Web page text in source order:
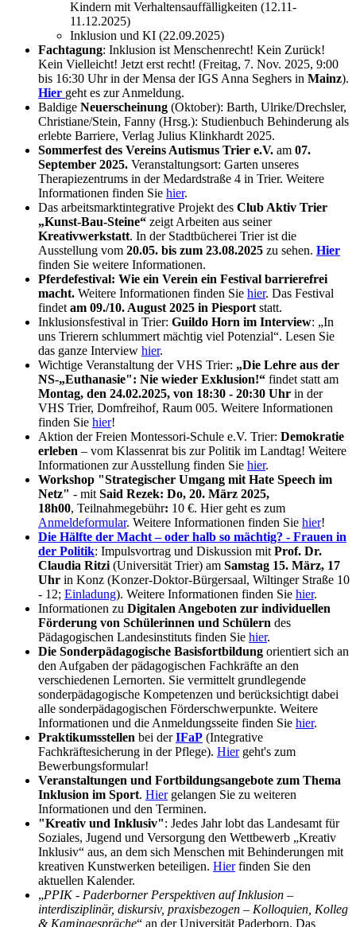
Kindern mit Verhaltensauffälligkeiten (12.11-
11.12.2025)
Inklusion und KI (22.09.2025)
Fachtagung: Inklusion ist Menschenrecht! Kein Zurück!
Kein Vielleicht! Jetzt erst recht! (Freitag, 7. Nov. 2025, 9:00
bis 16:30 Uhr in der Mensa der IGS Anna Seghers in Mainz).
Hier geht es zur Anmeldung.
Baldige Neuerscheinung (Oktober): Barth, Ulrike/Drechsler,
Christiane/Stein, Fanny (Hrsg.): Studienbuch Behinderung als
erlebte Barriere, Verlag Julius Klinkhardt 2025.
Sommerfest des Vereins Autismus Trier e.V. am 07.
September 2025. Veranstaltungsort: Garten unseres
Therapiezentrums in der Medardstraße 4 in Trier. Weitere
Informationen finden Sie hier.
Das arbeitsmarktintegrative Projekt des Club Aktiv Trier
„Kunst-Bau-Steine“ zeigt Arbeiten aus seiner
Kreativwerkstatt. In der Stadtbücherei Trier ist die
Ausstellung vom 20.05. bis zum 23.08.2025 zu sehen. Hier
finden Sie weitere Informationen.
Pferdefestival: Wie ein Verein ein Festival barrierefrei
macht. Weitere Informationen finden Sie hier. Das Festival
findet am 09./10. August 2025 in Piesport statt.
Inklusionsfestival in Trier: Guildo Horn im Interview: „In
uns Trierern schlummert mächtig viel Potenzial“. Lesen Sie
das ganze Interview hier.
Wichtige Veranstaltung der VHS Trier: „Die Lehre aus der
NS-„Euthanasie": Nie wieder Exklusion!“ findet statt am
Montag, den 24.02.2025, von 18:30 - 20:30 Uhr in der
VHS Trier, Domfreihof, Raum 005. Weitere Informationen
finden Sie hier!
Aktion der Freien Montessori-Schule e.V. Trier: Demokratie
erleben – vom Klassenrat bis zur Politik im Landtag! Weitere
Informationen zur Ausstellung finden Sie hier.
Workshop "Strategischer Umgang mit Hate Speech im
Netz" - mit Said Rezek: Do, 20. März 2025,
18h00, Teilnahmegebühr: 10 €. Hier geht es zum
Anmeldeformular. Weitere Informationen finden Sie hier!
Die Hälfte der Macht – oder halb so mächtig? - Frauen in
der Politik: Impulsvortrag und Diskussion mit Prof. Dr.
Claudia Ritzi (Universität Trier) am Samstag 15. März, 17
Uhr in Konz (Konzer-Doktor-Bürgersaal, Wiltinger Straße 10
- 12; Einladung). Weitere Informationen finden Sie hier.
Informationen zu Digitalen Angeboten zur individuellen
Förderung von Schülerinnen und Schülern des
Pädagogischen Landesinstituts finden Sie hier.
Die Sonderpädagogische Basisfortbildung orientiert sich an
den Aufgaben der pädagogischen Fachkräfte an den
verschiedenen Lernorten. Sie vermittelt grundlegende
sonderpädagogische Kompetenzen und berücksichtigt dabei
alle sonderpädagogischen Förderschwerpunkte. Weitere
Informationen und die Anmeldungsseite finden Sie hier.
Praktikumsstellen bei derIFaP (Integrative
Fachkräftesicherung in der Pflege). Hiergeht's zum
Bewerbungsformular!
Veranstaltungen und Fortbildungsangebote zum Thema
Inklusion im Sport. Hiergelangen Sie zu weiteren
Informationen und den Terminen.
"Kreativ und Inklusiv": Jedes Jahr lobt das Landesamt für
Soziales, Jugend und Versorgung den Wettbewerb „Kreativ
Inklusiv“ aus, an dem sich Menschen mit Behinderungen mit
kreativen Kunstwerken beteiligen. Hierfinden Sie den
aktuellen Kalender.
„PPIK - Paderborner Perspektiven auf Inklusion –
interdisziplinär, diskursiv, praxisbezogen – Kolloquien, Kolleg
& Kamingespräche“ an der Universität Paderborn. Das